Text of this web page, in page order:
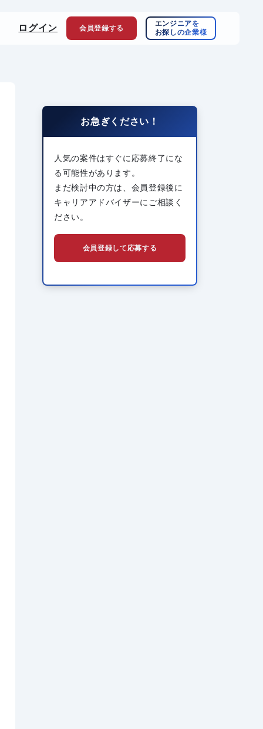
ログイン 会員登録する
エンジニアを
お探しの企業様
お急ぎください！
人気の案件はすぐに応募終了にな
る可能性があります。
まだ検討中の方は、会員登録後に
キャリアアドバイザーにご相談く
ださい。
会員登録して応募する